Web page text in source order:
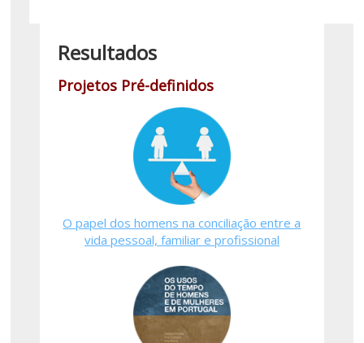
Resultados
Projetos Pré-definidos
O papel dos homens na conciliação entre a
vida pessoal, familiar e profissional